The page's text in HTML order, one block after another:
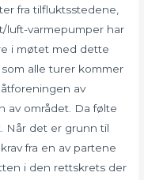
fra tilfluktsstedene,
luft-varmepumper har
i møtet med dette
alle turer kommer
av
av området. Da følte
Når det er grunn til
fra en av partene
i den rettskrets der